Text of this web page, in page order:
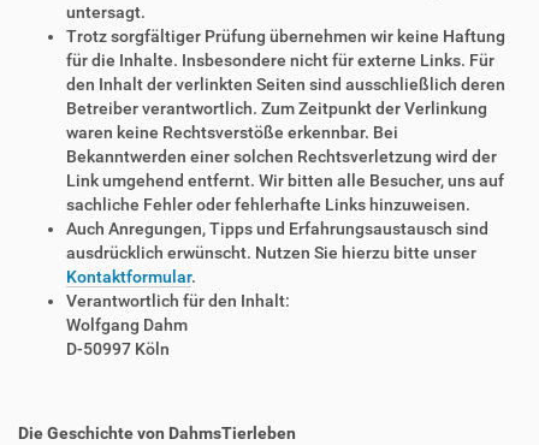
untersagt.
Trotz sorgfältiger Prüfung übernehmen wir keine Haftung
für die Inhalte. Insbesondere nicht für externe Links. Für
den Inhalt der verlinkten Seiten sind ausschließlich deren
Betreiber verantwortlich. Zum Zeitpunkt der Verlinkung
waren keine Rechtsverstöße erkennbar. Bei
Bekanntwerden einer solchen Rechtsverletzung wird der
Link umgehend entfernt. Wir bitten alle Besucher, uns auf
sachliche Fehler oder fehlerhafte Links hinzuweisen.
Auch Anregungen, Tipps und Erfahrungsaustausch sind
ausdrücklich erwünscht. Nutzen Sie hierzu bitte unser
Kontaktformular.
Verantwortlich für den Inhalt:
Wolfgang Dahm
D-50997 Köln
Die Geschichte von DahmsTierleben